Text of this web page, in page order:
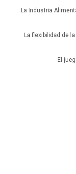
La Industria
La flexibilidad de
El